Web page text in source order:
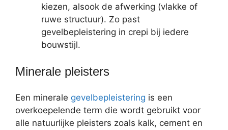
kiezen, alsook de afwerking (vlakke of
ruwe structuur). Zo past
gevelbepleistering in crepi bij iedere
bouwstijl.
Minerale pleisters
Een minerale gevelbepleistering is een
overkoepelende term die wordt gebruikt voor
alle natuurlijke pleisters zoals kalk, cement en